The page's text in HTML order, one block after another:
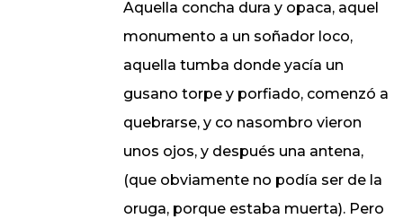
Aquella concha dura y opaca, aquel
monumento a un soñador loco,
aquella tumba donde yacía un
gusano torpe y porfiado, comenzó a
quebrarse, y co nasombro vieron
unos ojos, y después una antena,
(que obviamente no podía ser de la
oruga, porque estaba muerta). Pero